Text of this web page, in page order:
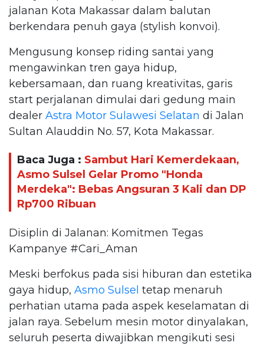
jalanan Kota Makassar dalam balutan
berkendara penuh gaya (stylish konvoi).
Mengusung konsep riding santai yang
mengawinkan tren gaya hidup,
kebersamaan, dan ruang kreativitas, garis
start perjalanan dimulai dari gedung main
dealer Astra Motor Sulawesi Selatan di Jalan
Sultan Alauddin No. 57, Kota Makassar.
Baca Juga : Sambut Hari Kemerdekaan,
Asmo Sulsel Gelar Promo "Honda
Merdeka": Bebas Angsuran 3 Kali dan DP
Rp700 Ribuan
Disiplin di Jalanan: Komitmen Tegas
Kampanye #Cari_Aman
Meski berfokus pada sisi hiburan dan estetika
gaya hidup, Asmo Sulsel tetap menaruh
perhatian utama pada aspek keselamatan di
jalan raya. Sebelum mesin motor dinyalakan,
seluruh peserta diwajibkan mengikuti sesi